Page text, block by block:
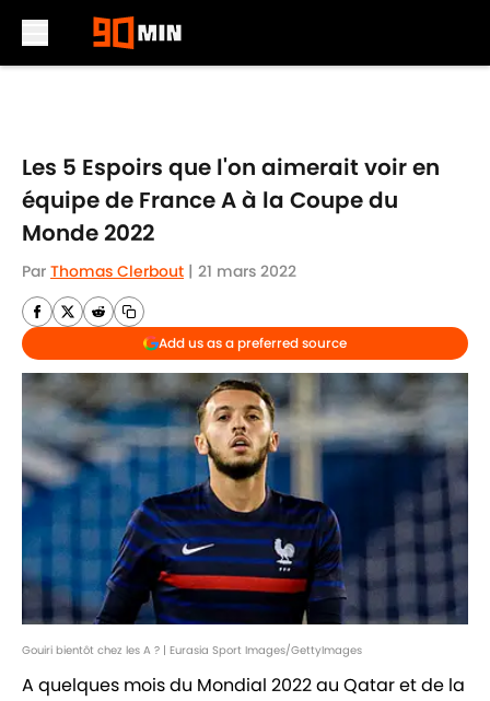
Les 5 Espoirs que l'on aimerait voir en
équipe de France A à la Coupe du
Monde 2022
Par Thomas Clerbout | 21 mars 2022
Add us as a preferred source
Gouiri bientôt chez les A ? | Eurasia Sport Images/GettyImages
A quelques mois du Mondial 2022 au Qatar et de la